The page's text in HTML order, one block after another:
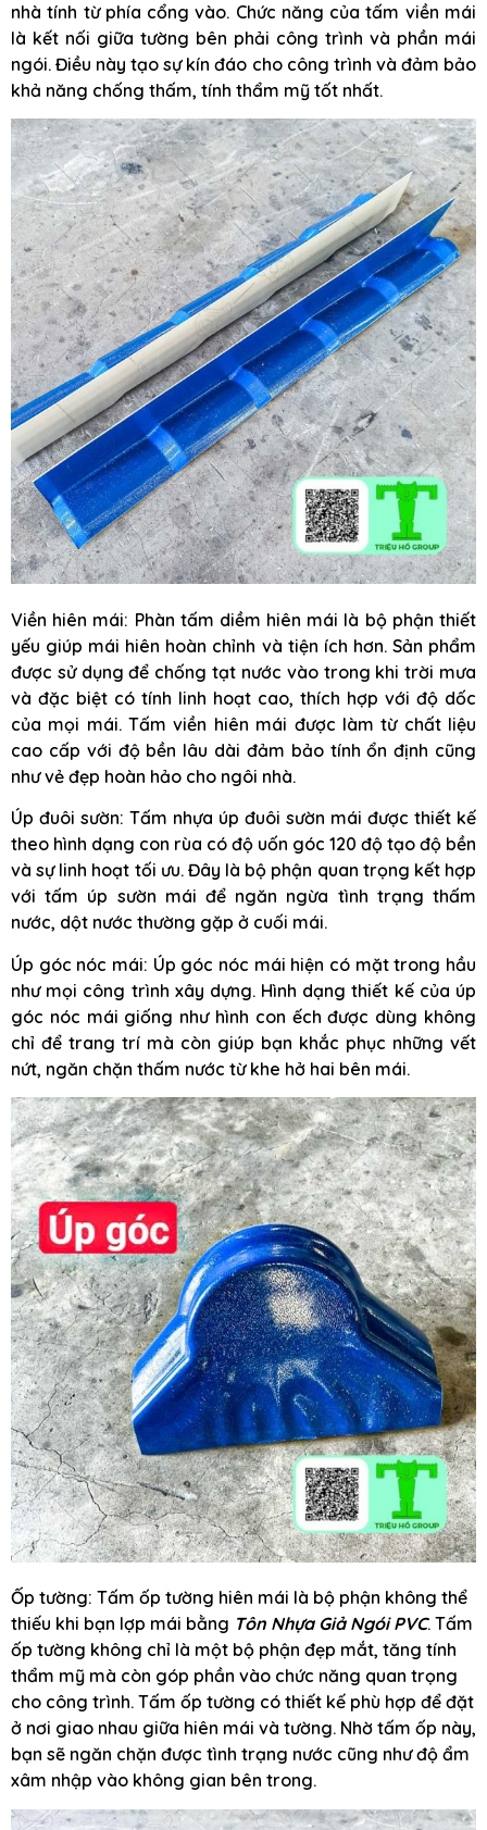
nhà tính từ phía cổng vào. Chức năng của tấm viền mái
là kết nối giữa tường bên phải công trình và phần mái
ngói. Điều này tạo sự kín đáo cho công trình và đảm bảo
khả năng chống thấm, tính thẩm mỹ tốt nhất.
Viền hiên mái: Phàn tấm diềm hiên mái là bộ phận thiết
yếu giúp mái hiên hoàn chỉnh và tiện ích hơn. Sản phẩm
được sử dụng để chống tạt nước vào trong khi trời mưa
và đặc biệt có tính linh hoạt cao, thích hợp với độ dốc
của mọi mái. Tấm viền hiên mái được làm từ chất liệu
cao cấp với độ bền lâu dài đảm bảo tính ổn định cũng
như vẻ đẹp hoàn hảo cho ngôi nhà.
Úp đuôi sườn: Tấm nhựa úp đuôi sườn mái được thiết kế
theo hình dạng con rùa có độ uốn góc 120 độ tạo độ bền
và sự linh hoạt tối ưu. Đây là bộ phận quan trọng kết hợp
với tấm úp sườn mái để ngăn ngừa tình trạng thấm
nước, dột nước thường gặp ở cuối mái.
Úp góc nóc mái: Úp góc nóc mái hiện có mặt trong hầu
như mọi công trình xây dựng. Hình dạng thiết kế của úp
góc nóc mái giống như hình con ếch được dùng không
chỉ để trang trí mà còn giúp bạn khắc phục những vết
nứt, ngăn chặn thấm nước từ khe hở hai bên mái.
Ốp tường: Tấm ốp tường hiên mái là bộ phận không thể
thiếu khi bạn lợp mái bằng Tôn Nhựa Giả Ngói PVC. Tấm
ốp tường không chỉ là một bộ phận đẹp mắt, tăng tính
thẩm mỹ mà còn góp phần vào chức năng quan trọng
cho công trình. Tấm ốp tường có thiết kế phù hợp để đặt
ở nơi giao nhau giữa hiên mái và tường. Nhờ tấm ốp này,
bạn sẽ ngăn chặn được tình trạng nước cũng như độ ẩm
xâm nhập vào không gian bên trong.